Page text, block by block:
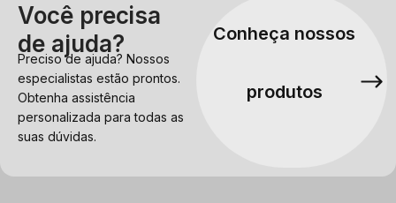
Você precisa
de ajuda?
Preciso de ajuda? Nossos
especialistas estão prontos.
Obtenha assistência
personalizada para todas as
suas dúvidas.
Conheça nossos
produtos